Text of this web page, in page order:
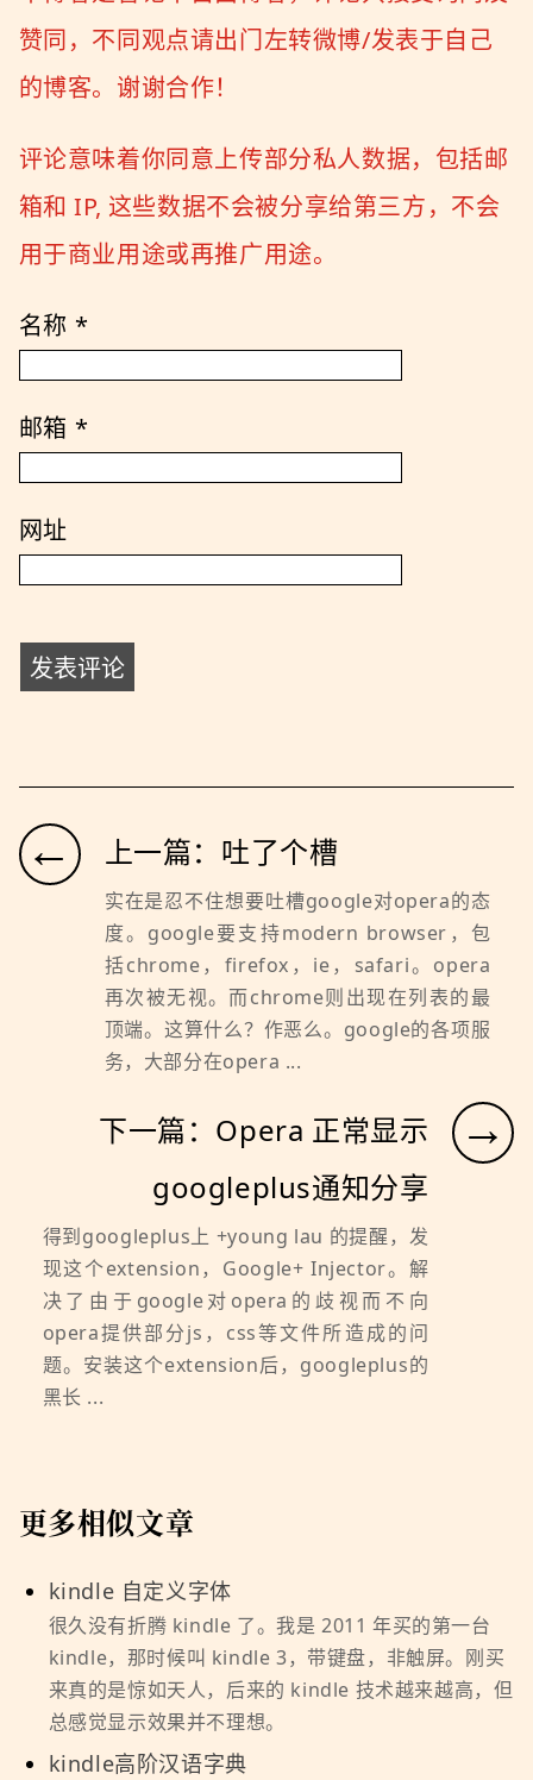
赞同，不同观点请出门左转微博/发表于自己
的博客。谢谢合作！
评论意味着你同意上传部分私人数据，包括邮
箱和 IP, 这些数据不会被分享给第三方，不会
用于商业用途或再推广用途。
名称 *
邮箱 *
网址
← 上一篇：吐了个槽
实在是忍不住想要吐槽google对opera的态
度。google要支持modern browser，包
括chrome，firefox，ie，safari。opera
再次被无视。而chrome则出现在列表的最
顶端。这算什么？作恶么。google的各项服
务，大部分在opera ...
→
下一篇：Opera 正常显示
googleplus通知分享
得到googleplus上 +young lau 的提醒，发
现这个extension，Google+ Injector。解
决了由于google对opera的歧视而不向
opera提供部分js，css等文件所造成的问
题。安装这个extension后，googleplus的
黑长 ...
更多相似文章
kindle 自定义字体
很久没有折腾 kindle 了。我是 2011 年买的第一台
kindle，那时候叫 kindle 3，带键盘，非触屏。刚买
来真的是惊如天人，后来的 kindle 技术越来越高，但
总感觉显示效果并不理想。
kindle高阶汉语字典